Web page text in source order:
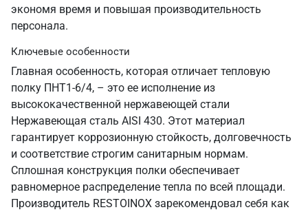
экономя время и повышая производительность
персонала.
Ключевые особенности
Главная особенность, которая отличает тепловую
полку ПНТ1-6/4, – это ее исполнение из
высококачественной нержавеющей стали
Нержавеющая сталь AISI 430. Этот материал
гарантирует коррозионную стойкость, долговечность
и соответствие строгим санитарным нормам.
Сплошная конструкция полки обеспечивает
равномерное распределение тепла по всей площади.
Производитель RESTOINOX зарекомендовал себя как